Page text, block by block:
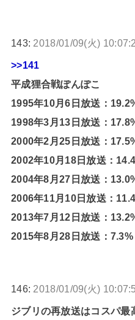
143: 2018/01/09(火)
>>141
平成狸合戦ぽんぽこ
1995年10月6日放送：
1998年3月13日放送：
2000年2月25日放送：
2002年10月18日放送：
2004年8月27日放送：
2006年11月10日放送：
2013年7月12日放送：
2015年8月28日放送：7.3%
146: 2018/01/09(火)
ジブリの再放送はコスパ最